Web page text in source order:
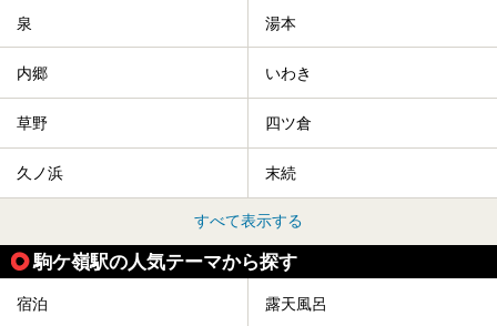
泉 湯本
内郷 いわき
草野 四ツ倉
久ノ浜 末続
すべて表示する
駒ケ嶺駅の人気テーマから探す
宿泊 露天風呂